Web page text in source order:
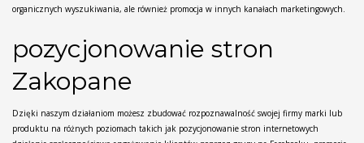
organicznych wyszukiwania, ale również promocja w innych kanałach marketingowych.
pozycjonowanie stron
Zakopane
Dzięki naszym działaniom możesz zbudować rozpoznawalność swojej firmy marki lub
produktu na różnych poziomach takich jak pozycjonowanie stron internetowych